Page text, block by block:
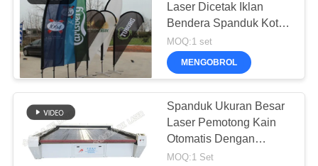
TENTANG
KITA
TUR
PABRIK
KONTROL
Mesin Laser Galvo
25
Laser Dicetak Iklan
Bendera Spanduk Kotak
Cahaya Tenda
MOQ:1 set
MENGOBROL
Spanduk Ukuran Besar
Laser Pemotong Kain
Otomatis Dengan
Kamera CCD
MOQ:1 Set